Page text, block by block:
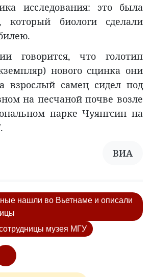
исследования: это была
который биологи сделали
говорится, что голотип
нового сцинка они
взрослый самец сидел под
на песчаной почве возле
парке Чуянгсин на
ВИА
нашли во Вьетнаме и описали
музея МГУ